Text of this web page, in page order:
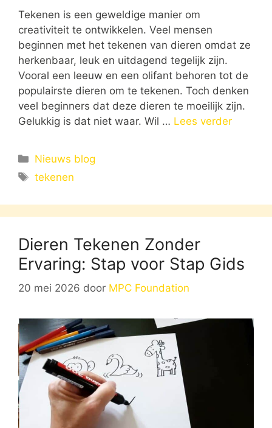
Tekenen is een geweldige manier om
creativiteit te ontwikkelen. Veel mensen
beginnen met het tekenen van dieren omdat ze
herkenbaar, leuk en uitdagend tegelijk zijn.
Vooral een leeuw en een olifant behoren tot de
populairste dieren om te tekenen. Toch denken
veel beginners dat deze dieren te moeilijk zijn.
Gelukkig is dat niet waar. Wil … Lees verder
Categorieën
Nieuws blog
Tags
tekenen
Dieren Tekenen Zonder
Ervaring: Stap voor Stap Gids
20 mei 2026 door MPC Foundation